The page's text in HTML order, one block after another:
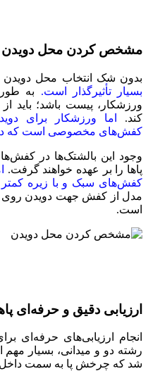
مشخص کردن محل دویدن
بدون شک انتخاب محل
بسیار تأثیر‌گذار است. به
ورزشکار، پیست باشد؛ باید
کند.
اما ورزشکار برای
کفش‌های مخصوصی است که
وجود این بالشتک‌ها در
پا‌ها را بر عهده خواهند گرفت.
کفش‌های سبک و با زیره کمتر
مدل از کفش جهت دویدن روی
است.
ارزیابی دقیق و حرفه‌ای
انجام ارزیابی‌های حرفه‌ای
رشته دو و میدانی، بسیار
شد که چرخش پا به سمت داخل،